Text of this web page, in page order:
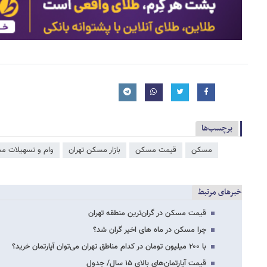
برچسب‌ها
مسکن قیمت مسکن بازار مسکن تهران وام و تسهیلات
خبرهای مرتبط
قیمت مسکن در گران‌ترین منطقه تهران
چرا مسکن در ماه های اخیر گران شد؟
با ۲۰۰ میلیون تومان در کدام مناطق تهران می‌توان آپارتمان خرید؟
قیمت آپارتمان‌های بالای ۱۵ سال/ جدول